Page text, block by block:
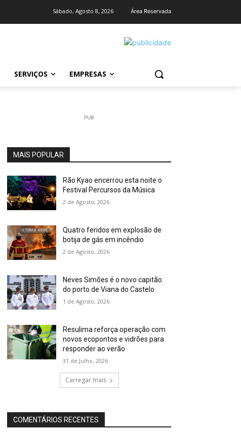
Sábado, Agosto 8, 2026 Área Reservada
SERVIÇOS EMPRESAS
PUB
MAIS POPULAR
Rão Kyao encerrou esta noite o
Festival Percursos da Música
2 de Agosto, 2026
Quatro feridos em explosão de
botija de gás em incêndio
2 de Agosto, 2026
Neves Simões é o novo capitão
do porto de Viana do Castelo
1 de Agosto, 2026
Resulima reforça operação com
novos ecopontos e vidrões para
responder ao verão
31 de Julho, 2026
Carregar mais
COMENTÁRIOS RECENTES